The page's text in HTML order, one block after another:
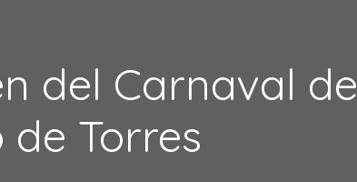
del Carnaval de
de Torres